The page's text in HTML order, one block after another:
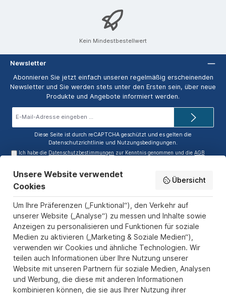
Kein Mindestbestellwert
Newsletter
Abonnieren Sie jetzt einfach unseren regelmäßig erscheinenden
Newsletter und Sie werden stets unter den Ersten sein, über neue
Produkte und Angebote informiert werden.
Diese Seite ist durch reCAPTCHA geschützt und es gelten die
Datenschutzrichtlinie und Nutzungsbedingungen.
Ich habe die Datenschutzbestimmungen zur Kenntnis genommen und dieAGB
Service-Hotline
Informationen
Zahlungs- und Versandarten
Sicher Einkaufen
Über uns
Der Pokal & Vereinsbedarf Onlineshop PokalExpress in Marl ist
Ihr Spezialist für Pokale, Medaillen und Trophäen aus Glas und
Resin, mit einem Fokus auf Säulenpokalen. Unser herausragender
Kundenservice zeichnet sich durch Schnelligkeit und
Unsere Website verwendet
Cookies
Übersicht
Um Ihre Präferenzen („Funktional“), den Verkehr auf
unserer Website („Analyse“) zu messen und Inhalte sowie
Anzeigen zu personalisieren und Funktionen für soziale
Medien zu aktivieren („Marketing & Soziale Medien“),
verwenden wir Cookies und ähnliche Technologien. Wir
teilen auch Informationen über Ihre Nutzung unserer
Website mit unseren Partnern für soziale Medien, Analysen
und Werbung, die diese mit anderen Informationen
kombinieren können, die sie aus Ihrer Nutzung ihrer